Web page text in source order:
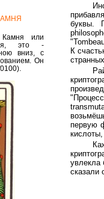
или
это -
вниз, с
Он
буквы.
К
первую
увлекла
сказали